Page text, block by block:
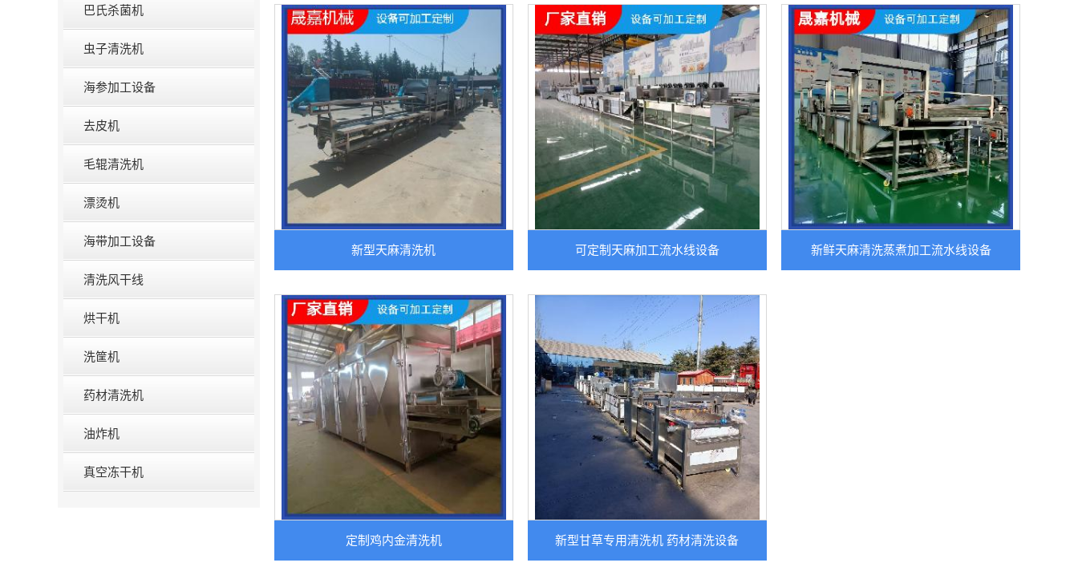
巴氏杀菌机
虫子清洗机
海参加工设备
去皮机
毛辊清洗机
漂烫机
海带加工设备
清洗风干线
烘干机
洗筐机
药材清洗机
油炸机
真空冻干机
新型天麻清洗机 可定制天麻加工流水线设备 新鲜天麻清洗蒸煮加工流水线设备
定制鸡内金清洗机 新型甘草专用清洗机 药材清洗设备